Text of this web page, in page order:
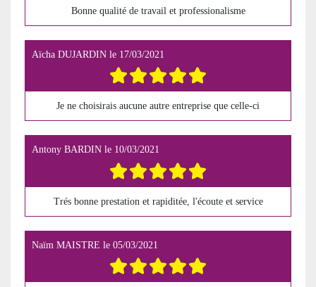
Bonne qualité de travail et professionalisme
Aïcha DUJARDIN le 17/03/2021
Je ne choisirais aucune autre entreprise que celle-ci
Antony BARDIN le 10/03/2021
Trés bonne prestation et rapiditée, l'écoute et service
Naïm MAISTRE le 05/03/2021